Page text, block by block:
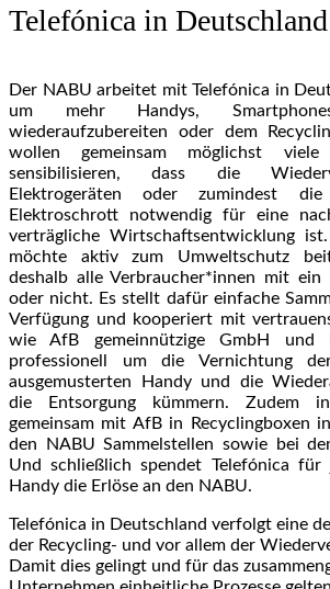
Telefónica in Deutschland
Der NABU arbeitet mit Telefónica in
um mehr Handys,
wiederaufzubereiten oder dem
wollen gemeinsam möglichst
sensibilisieren, dass die
Elektrogeräten oder zumindest
Elektroschrott notwendig für eine
verträgliche Wirtschaftsentwicklung
möchte aktiv zum Umweltschutz
deshalb alle Verbraucher*innen mit
oder nicht. Es stellt dafür einfache
Verfügung und kooperiert mit
wie AfB gemeinnützige GmbH und
professionell um die Vernichtung
ausgemusterten Handy und die
die Entsorgung kümmern. Zudem
gemeinsam mit AfB in Recyclingboxen
den NABU Sammelstellen sowie bei
Und schließlich spendet Telefónica für
Handy die Erlöse an den NABU.
Telefónica in Deutschland verfolgt eine
der Recycling- und vor allem der
Damit dies gelingt und für das